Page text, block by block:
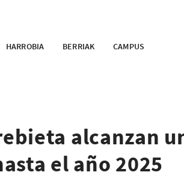
HARROBIA BERRIAK CAMPUS
alcanzan
el año 2025